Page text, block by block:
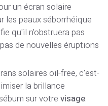
un écran solaire
les peaux séborrhéique
qu'il n'obstruera pas
de nouvelles éruptions
solaires oil-free, c'est-
la brillance
sur votrevisage.